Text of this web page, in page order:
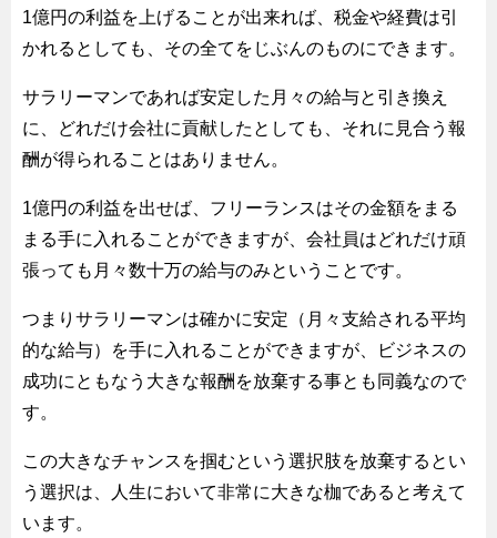
1億円の利益を上げることが出来れば、税金や経費は引
かれるとしても、その全てをじぶんのものにできます。
サラリーマンであれば安定した月々の給与と引き換え
に、どれだけ会社に貢献したとしても、それに見合う報
酬が得られることはありません。
1億円の利益を出せば、フリーランスはその金額をまる
まる手に入れることができますが、会社員はどれだけ頑
張っても月々数十万の給与のみということです。
つまりサラリーマンは確かに安定（月々支給される平均
的な給与）を手に入れることができますが、ビジネスの
成功にともなう大きな報酬を放棄する事とも同義なので
す。
この大きなチャンスを掴むという選択肢を放棄するとい
う選択は、人生において非常に大きな枷であると考えて
います。